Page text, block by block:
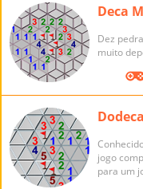
Deca
Dez
muito
jogo
para um